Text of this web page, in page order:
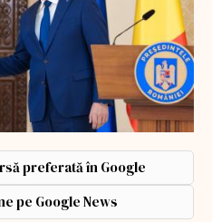
preferată în Google
pe Google News